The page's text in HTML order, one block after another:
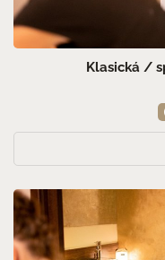
Klasická /